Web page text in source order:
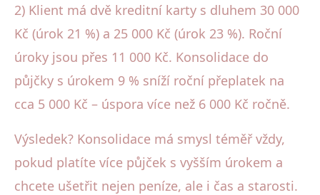
2) Klient má dvě kreditní karty s dluhem 30 000
Kč (úrok 21 %) a 25 000 Kč (úrok 23 %). Roční
úroky jsou přes 11 000 Kč. Konsolidace do
půjčky s úrokem 9 % sníží roční přeplatek na
cca 5 000 Kč – úspora více než 6 000 Kč ročně.
Výsledek? Konsolidace má smysl téměř vždy,
pokud platíte více půjček s vyšším úrokem a
chcete ušetřit nejen peníze, ale i čas a starosti.